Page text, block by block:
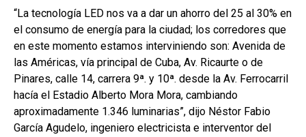
“La tecnología LED nos va a dar un ahorro del 25 al 30% en
el consumo de energía para la ciudad; los corredores que
en este momento estamos interviniendo son: Avenida de
las Américas, vía principal de Cuba, Av. Ricaurte o de
Pinares, calle 14, carrera 9ª. y 10ª. desde la Av. Ferrocarril
hacía el Estadio Alberto Mora Mora, cambiando
aproximadamente 1.346 luminarias”, dijo Néstor Fabio
García Agudelo, ingeniero electricista e interventor del